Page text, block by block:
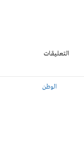
التعليقات
الوطن